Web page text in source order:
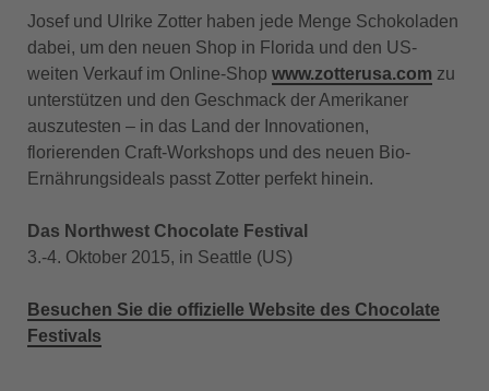
Josef und Ulrike Zotter haben jede Menge Schokoladen
dabei, um den neuen Shop in Florida und den US-
weiten Verkauf im Online-Shop www.zotterusa.com zu
unterstützen und den Geschmack der Amerikaner
auszutesten – in das Land der Innovationen,
florierenden Craft-Workshops und des neuen Bio-
Ernährungsideals passt Zotter perfekt hinein.
Das Northwest Chocolate Festival
3.-4. Oktober 2015, in Seattle (US)
Besuchen Sie die offizielle Website des Chocolate
Festivals